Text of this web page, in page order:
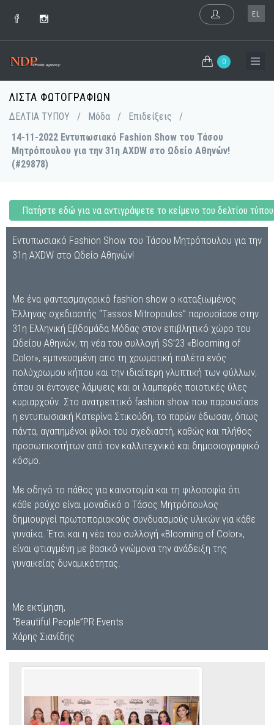
EL
0
ΛΊΣΤΑ ΦΩΤΟΓΡΑΦΙΏΝ
ΔΕΛΤΙΑ ΤΥΠΟΥ / Μόδα / Επιδείξεις
/
14-11-2022 Εντυπωσιακό Fashion Show του Τάσου
Μητρόπουλου για την 31η AXDW στο Ωδείο Αθηνών!
(#29878)
Πατήστε εδώ για να αντιγράψετε το κείμενο του δελτίου τύπου
Εντυπωσιακό Fashion Show του Τάσου Μητρόπουλου για την
31η AXDW στο Ωδείο Αθηνών!
Με ένα φαντασμαγορικό fashion show ο καταξιωμένος
Έλληνας σχεδιαστής “Tassos Mitropoulos” παρουσίασε στην
31η Ελληνική Εβδομάδα Μόδας στον επιβλητικό χώρο του
Ωδείου Αθηνών, τη νέα του συλλογή SS’23 «Blooming of
Color», εμπνευσμένη απο τη χρωματική παλέτα ενός
πολύχρωμου κήπου και την ιδιαίτερη γλυπτική των φύλλων,
όπου οι έντονες λάμψεις και οι λαμπερές ποιοτικές ύλες
κυριαρχούν. Στο ανατρεπτικό fashion show που παρουσίασε
η εντυπωσιακή Κατερίνα Στικούδη, το παρών έδωσαν, όπως
πάντα, αγαπημένοι φίλοι του σχεδιαστή, καθώς και πλήθος
προσωπικοτήτων από τον καλλιτεχνικό και δημοσιογραφικό
κόσμο.
Με οδηγό το πάθος για καινοτομία και τη φιλοσοφία ότι
κάθε ρούχο είναι μοναδικό ο Τάσος Μητρόπουλος
δημιουργεί πρωτοποριακούς συνδυασμούς υλικών για κάθε
γυναίκα. Έτσι και η νέα του συλλογή «Blooming of Color»,
είναι φτιαγμένη με βασικό γνώμονα την ανάδειξη της
γυναικείας δυναμικότητας.
Με εκτίμηση,
“Beautiful People”PR Events
Χάρης Σιανίδης